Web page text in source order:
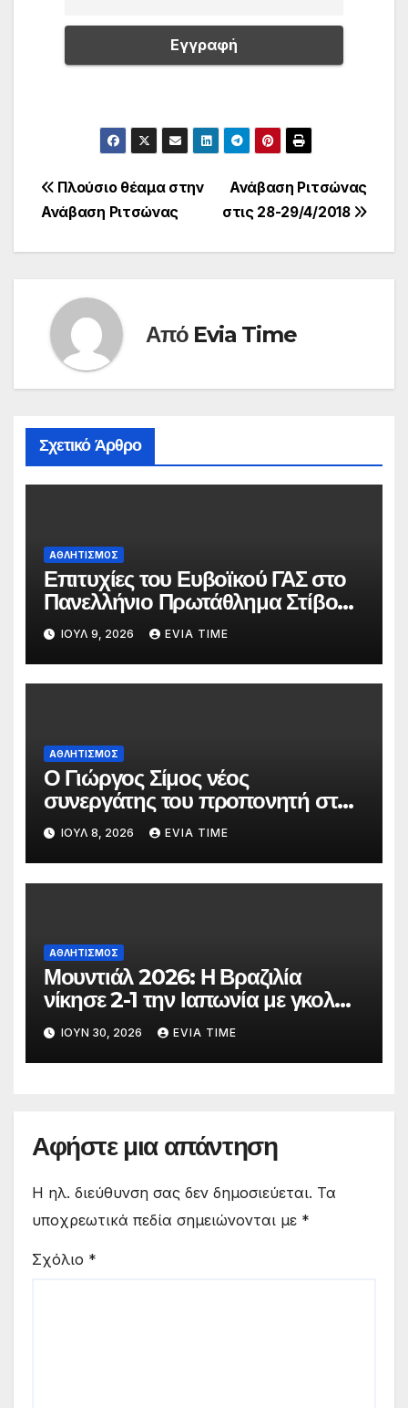
Πλοήγηση
άρθρων
Ανάβαση Ριτσώνας
στις 28-29/4/2018
Πλούσιο θέαμα στην
Ανάβαση Ριτσώνας
Από Evia Time
Σχετικό Άρθρο
ΑΘΛΗΤΙΣΜΟΣ
Επιτυχίες του Ευβοϊκού ΓΑΣ στο
Πανελλήνιο Πρωτάθλημα Στίβου
Κ20
ΙΟΎΛ 9, 2026 EVIA TIME
ΑΘΛΗΤΙΣΜΟΣ
Ο Γιώργος Σίμος νέος
συνεργάτης του προπονητή στην
ανδρική ομάδα της ΑΓΕΧ
ΙΟΎΛ 8, 2026 EVIA TIME
ΑΘΛΗΤΙΣΜΟΣ
Μουντιάλ 2026: Η Βραζιλία
νίκησε 2-1 την Ιαπωνία με γκολ
στο 90′ λεπτό
ΙΟΎΝ 30, 2026 EVIA TIME
Αφήστε μια απάντηση
Η ηλ. διεύθυνση σας δεν δημοσιεύεται. Τα
υποχρεωτικά πεδία σημειώνονται με *
Σχόλιο *